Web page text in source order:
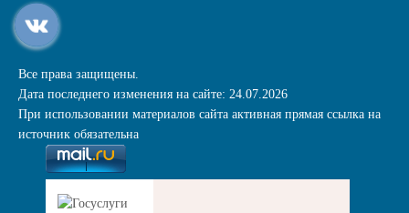
Все права защищены.
Дата последнего изменения на сайте: 24.07.2026
При использовании материалов сайта активная прямая ссылка на
источник обязательна